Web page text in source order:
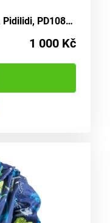
Dětská bunda ultralehká z nylonu, Pidilidi, PD1087-04, modrá - velikost 98 | pro věk 3 roky
1 000 Kč